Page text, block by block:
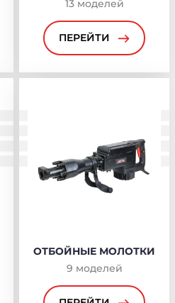
13 моделей
ПЕРЕЙТИ
ОТБОЙНЫЕ МОЛОТКИ
9 моделей